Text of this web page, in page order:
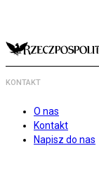
KONTAKT
O nas
Kontakt
Napisz do nas